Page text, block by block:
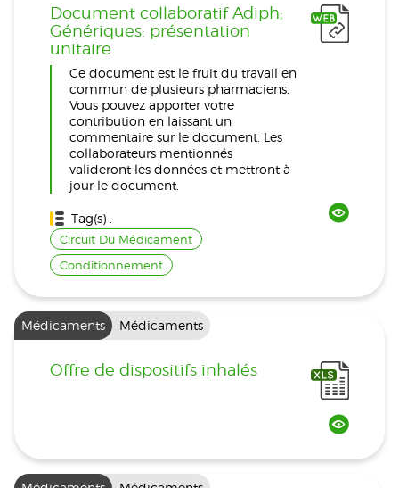
Document collaboratif Adiph;
Génériques: présentation
unitaire
Ce document est le fruit du travail en
commun de plusieurs pharmaciens.
Vous pouvez apporter votre
contribution en laissant un
commentaire sur le document. Les
collaborateurs mentionnés
valideront les données et mettront à
jour le document.
Tag(s) :
Circuit Du Médicament
Conditionnement
Médicaments Médicaments
Offre de dispositifs inhalés